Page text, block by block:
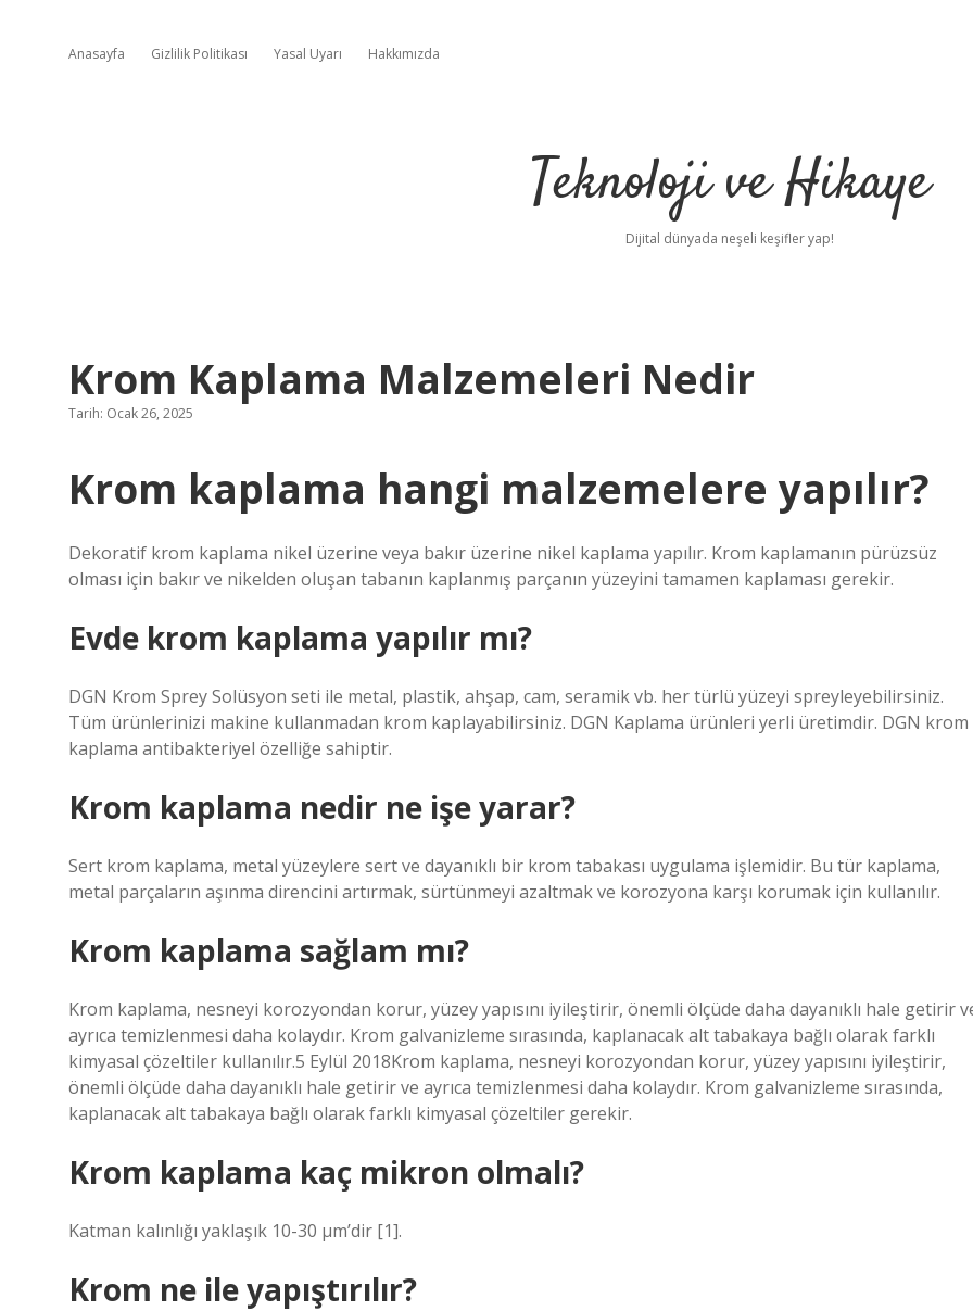
Anasayfa Gizlilik Politikası Yasal Uyarı Hakkımızda
Teknoloji ve Hikaye
Dijital dünyada neşeli keşifler yap!
Krom Kaplama Malzemeleri Nedir
Tarih: Ocak 26, 2025
Krom kaplama hangi malzemelere yapılır?
Dekoratif krom kaplama nikel üzerine veya bakır üzerine nikel kaplama yapılır. Krom kaplamanın pürüzsüz
olması için bakır ve nikelden oluşan tabanın kaplanmış parçanın yüzeyini tamamen kaplaması gerekir.
Evde krom kaplama yapılır mı?
DGN Krom Sprey Solüsyon seti ile metal, plastik, ahşap, cam, seramik vb. her türlü yüzeyi spreyleyebilirsiniz.
Tüm ürünlerinizi makine kullanmadan krom kaplayabilirsiniz. DGN Kaplama ürünleri yerli üretimdir. DGN krom
kaplama antibakteriyel özelliğe sahiptir.
Krom kaplama nedir ne işe yarar?
Sert krom kaplama, metal yüzeylere sert ve dayanıklı bir krom tabakası uygulama işlemidir. Bu tür kaplama,
metal parçaların aşınma direncini artırmak, sürtünmeyi azaltmak ve korozyona karşı korumak için kullanılır.
Krom kaplama sağlam mı?
Krom kaplama, nesneyi korozyondan korur, yüzey yapısını iyileştirir, önemli ölçüde daha dayanıklı hale getirir
ayrıca temizlenmesi daha kolaydır. Krom galvanizleme sırasında, kaplanacak alt tabakaya bağlı olarak farklı
kimyasal çözeltiler kullanılır.5 Eylül 2018Krom kaplama, nesneyi korozyondan korur, yüzey yapısını iyileştirir,
önemli ölçüde daha dayanıklı hale getirir ve ayrıca temizlenmesi daha kolaydır. Krom galvanizleme sırasında,
kaplanacak alt tabakaya bağlı olarak farklı kimyasal çözeltiler gerekir.
Krom kaplama kaç mikron olmalı?
Katman kalınlığı yaklaşık 10-30 µm’dir [1].
Krom ne ile yapıştırılır?